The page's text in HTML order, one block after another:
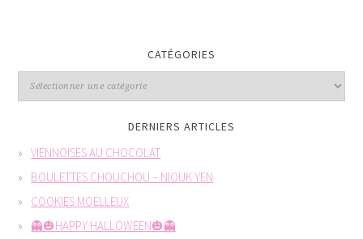
CATÉGORIES
DERNIERS ARTICLES
VIENNOISES AU CHOCOLAT
BOULETTES CHOUCHOU – NIOUK YEN
COOKIES MOELLEUX
👻🎃HAPPY HALLOWEEN🎃👻